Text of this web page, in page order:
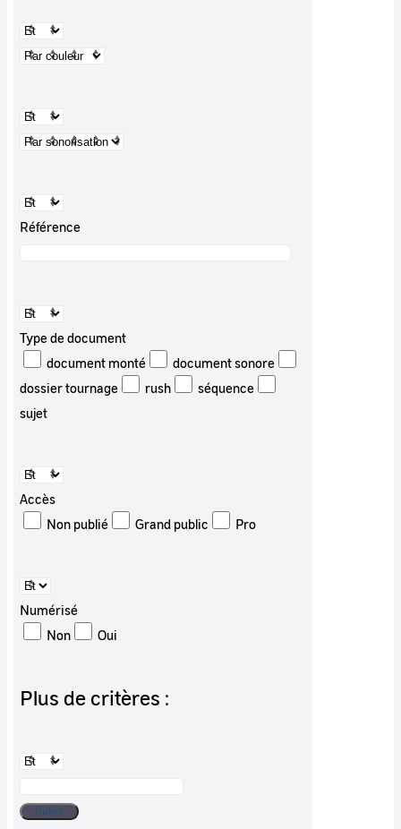
Référence
Type de document
document monté
document sonore
dossier tournage
rush
séquence
sujet
Accès
Non publié
Grand public Pro
Numérisé
Non
Oui
Plus de critères :